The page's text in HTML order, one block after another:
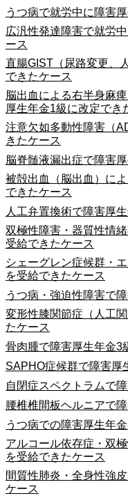
うつ病で就労中に障害
広汎性発達障害で就労
ース
直腸GIST（尿路変更、
できたケース
脳出血による右半身麻
厚生年金1級に改定でき
注意欠如多動性障害（
きたケース
脳脊髄液漏出症で障害
被殻出血（脳出血）に
できたケース
人工弁置換術で障害厚
双極性障害・器質性情
受給できたケース
シェーグレン症候群・
を受給できたケース
うつ病・強迫性障害で
変形性膝関節症（人工
たケース
骨肉腫で障害厚生年金3
SAPHO症候群で障害厚
自閉症スペクトラムで
腰椎椎間板ヘルニアで
うつ病での障害厚生年
アルコール依存症・双
を受給できたケース
間質性肺炎・全身性強
ケース